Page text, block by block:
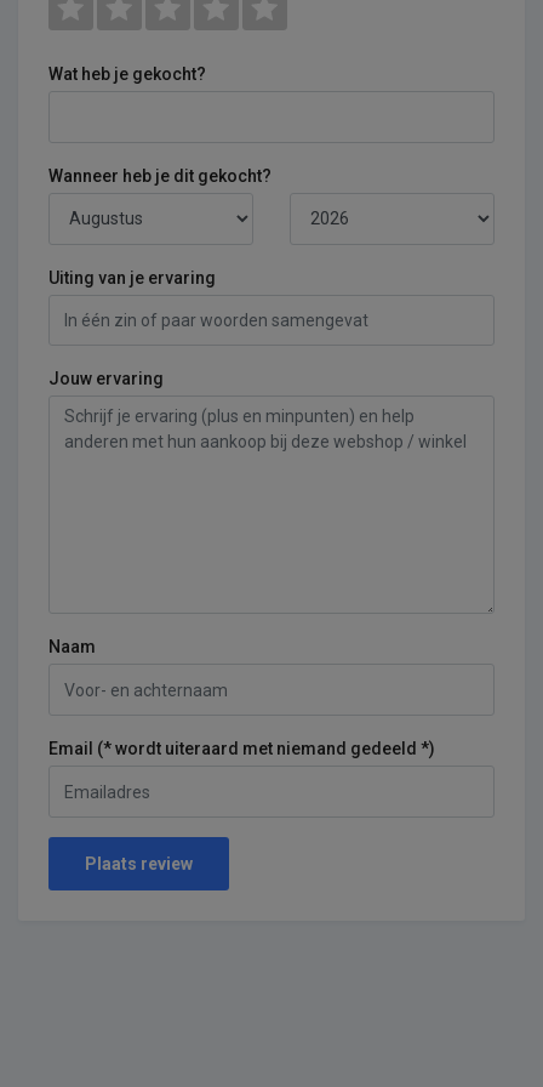
Wat heb je gekocht?
Wanneer heb je dit gekocht?
Uiting van je ervaring
Jouw ervaring
Naam
Email (* wordt uiteraard met niemand gedeeld *)
Plaats review